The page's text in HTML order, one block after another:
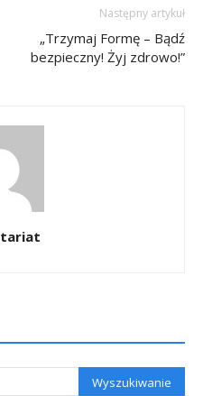
Następny artykuł
„Trzymaj Formę – Bądź
bezpieczny! Żyj zdrowo!”